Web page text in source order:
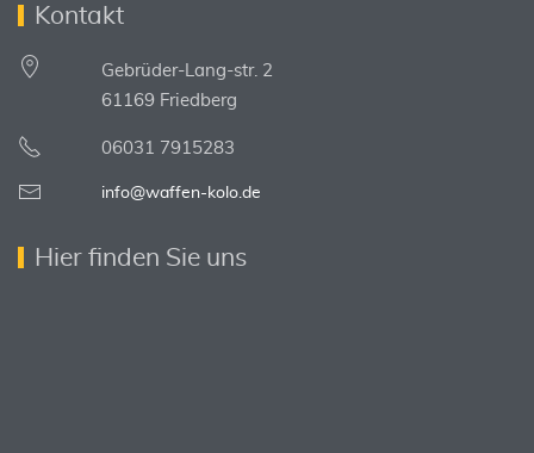
Kontakt
Gebrüder-Lang-str. 2
61169 Friedberg
06031 7915283
info@waffen-kolo.de
Hier finden Sie uns